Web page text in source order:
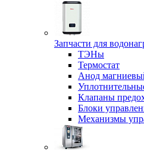
Запчасти для
ТЭНы
Термостат
Анод
Клапаны
Блоки
Механизмы